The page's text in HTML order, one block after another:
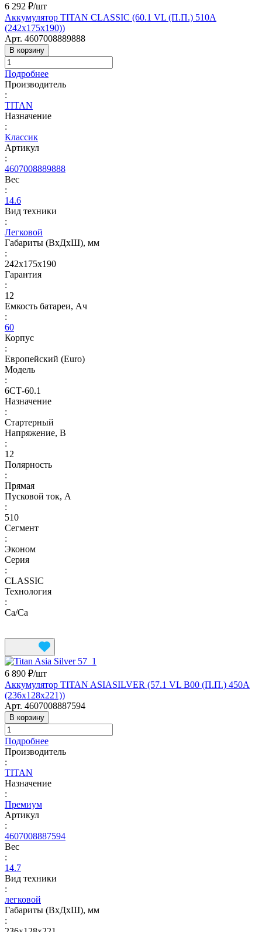
6 292 ₽/шт
Аккумулятор TITAN CLASSIC (60.1 VL (П.П.) 510А
(242х175х190))
Арт. 4607008889888
В корзину
Подробнее
Производитель
:
TITAN
Назначение
:
Классик
Артикул
:
4607008889888
Вес
:
14.6
Вид техники
:
Легковой
Габариты (ВхДхШ), мм
:
242х175х190
Гарантия
:
12
Емкость батареи, Ач
:
60
Корпус
:
Европейский (Euro)
Модель
:
6СТ-60.1
Назначение
:
Стартерный
Напряжение, В
:
12
Полярность
:
Прямая
Пусковой ток, А
:
510
Сегмент
:
Эконом
Серия
:
CLASSIC
Технология
:
Ca/Ca
6 890 ₽/шт
Аккумулятор TITAN ASIASILVER (57.1 VL B00 (П.П.) 450А
(236х128х221))
Арт. 4607008887594
В корзину
Подробнее
Производитель
:
TITAN
Назначение
:
Премиум
Артикул
:
4607008887594
Вес
:
14.7
Вид техники
:
легковой
Габариты (ВхДхШ), мм
: